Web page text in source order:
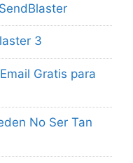
3
Gratis para
No Ser Tan